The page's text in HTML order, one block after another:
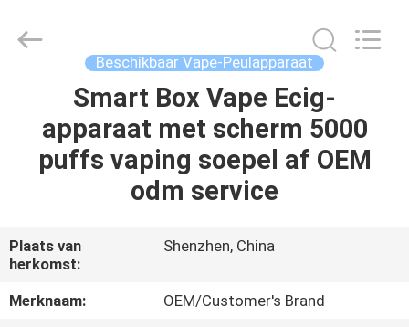
PRODUCTEN
ONGEVEER
ONS
Vape
Leverancier.
Reserved.
Beschikbaar Vape-Peulapparaat
Smart Box Vape Ecig-
apparaat met scherm 5000
puffs vaping soepel af OEM
odm service
Plaats van
herkomst:
Shenzhen, China
Merknaam:
OEM/Customer's Brand